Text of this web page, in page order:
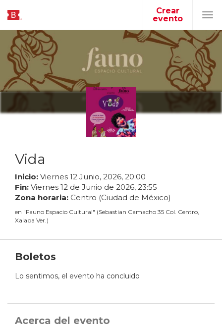
Crear
evento
Vida
Inicio: Viernes 12 Junio, 2026, 20:00
Fin: Viernes 12 de Junio de 2026, 23:55
Zona horaria: Centro (Ciudad de México)
en "Fauno Espacio Cultural" (Sebastian Camacho 35 Col. Centro,
Xalapa Ver.)
Boletos
Lo sentimos, el evento ha concluido
Acerca del evento